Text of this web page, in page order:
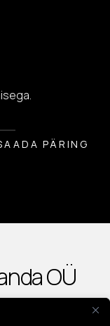
OÜ
PÄRING